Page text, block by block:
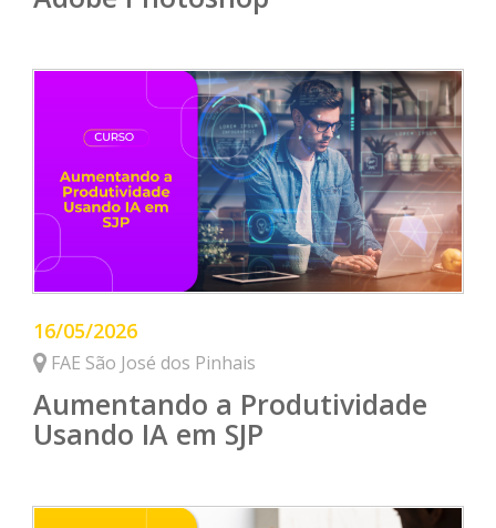
16/05/2026
FAE São José dos Pinhais
Aumentando a Produtividade
Usando IA em SJP